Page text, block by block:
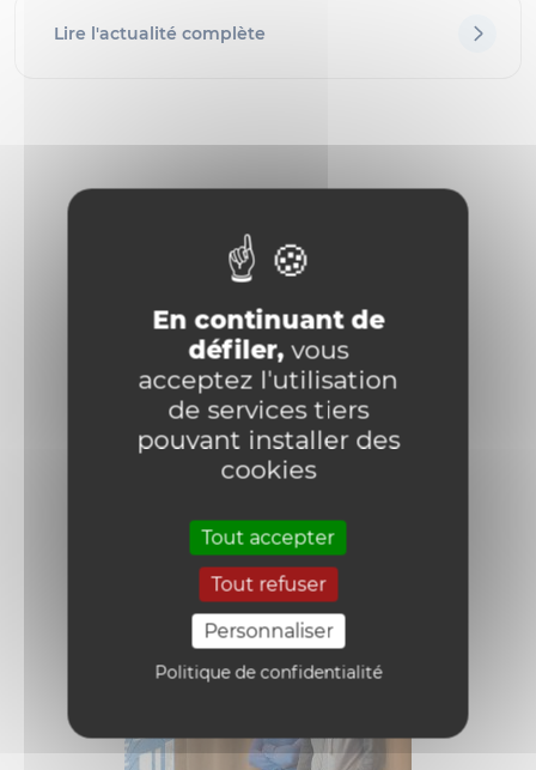
En continuant de
défiler,vous
acceptez l'utilisation
de services tiers
pouvant installer des
cookies
Tout accepter
Tout refuser
Personnaliser
Politique de confidentialité
Lire l'actualité complète